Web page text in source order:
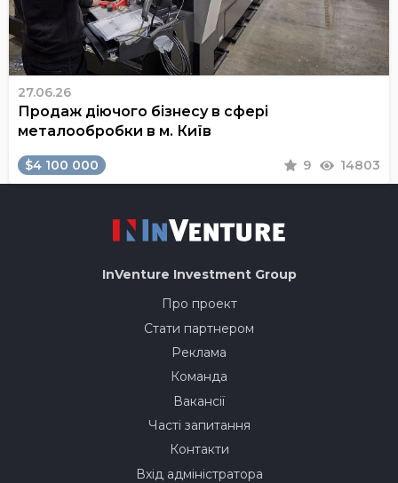
27.06.26
Продаж діючого бізнесу в сфері
металообробки в м. Київ
$4 100 000 9 14803
InVenture Investment Group
Про проект
Стати партнером
Реклама
Команда
Вакансії
Часті запитання
Контакти
Вхід адміністратора